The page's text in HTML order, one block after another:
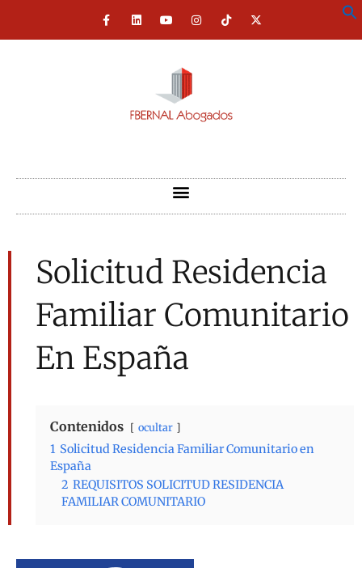
Solicitud Residencia
Familiar Comunitario
En España
Contenidos ocultar
1 Solicitud Residencia Familiar Comunitario en
España
2 REQUISITOS SOLICITUD RESIDENCIA
FAMILIAR COMUNITARIO